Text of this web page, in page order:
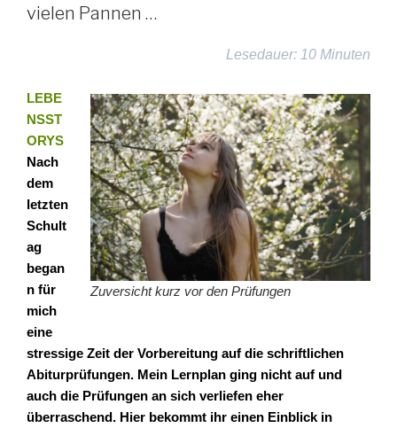
vielen Pannen …
Lesedauer: 10 Minuten
Zuversicht kurz vor den Prüfungen
LEBE
NSST
ORYS
Nach
dem
letzten
Schult
ag
began
n für
mich
eine
stressige Zeit der Vorbereitung auf die schriftlichen
Abiturprüfungen. Mein Lernplan ging nicht auf und
auch die Prüfungen an sich verliefen eher
überraschend. Hier bekommt ihr einen Einblick in